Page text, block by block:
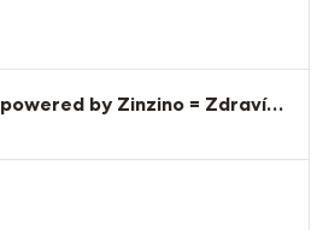
Inside Balance powered by Zinzino = Zdraví zevnitř